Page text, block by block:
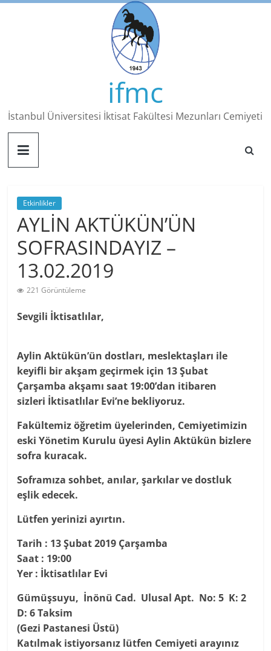
Skip
ifmc
İstanbul Üniversitesi İktisat Fakültesi Mezunları Cemiyeti
Etkinlikler
AYLİN AKTÜKÜN’ÜN
SOFRASINDAYIZ –
13.02.2019
221 Görüntüleme
Sevgili İktisatlılar,
Aylin Aktükün’ün dostları, meslektaşları ile
keyifli bir akşam geçirmek için 13 Şubat
Çarşamba akşamı saat 19:00’dan itibaren
sizleri İktisatlılar Evi’ne bekliyoruz.
Fakültemiz öğretim üyelerinden, Cemiyetimizin
eski Yönetim Kurulu üyesi Aylin Aktükün bizlere
sofra kuracak.
Soframıza sohbet, anılar, şarkılar ve dostluk
eşlik edecek.
Lütfen yerinizi ayırtın.
Tarih : 13 Şubat 2019 Çarşamba
Saat : 19:00
Yer : İktisatlılar Evi
Gümüşsuyu, İnönü Cad. Ulusal Apt. No: 5 K: 2
D: 6 Taksim
(Gezi Pastanesi Üstü)
Katılmak istiyorsanız lütfen Cemiyeti arayınız